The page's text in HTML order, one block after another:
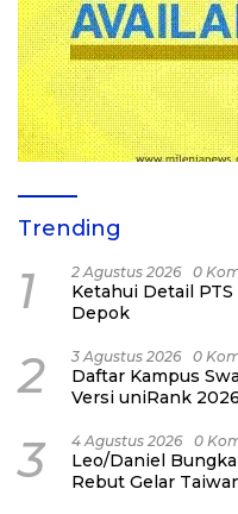
Trending
1 2 Agustus 2026 0
Ketahui Detail
Depok
2 3 Agustus 2026 0
Daftar Kampus
Versi uniRank 2026
3 4 Agustus 2026 0
Leo/Daniel
Rebut Gelar